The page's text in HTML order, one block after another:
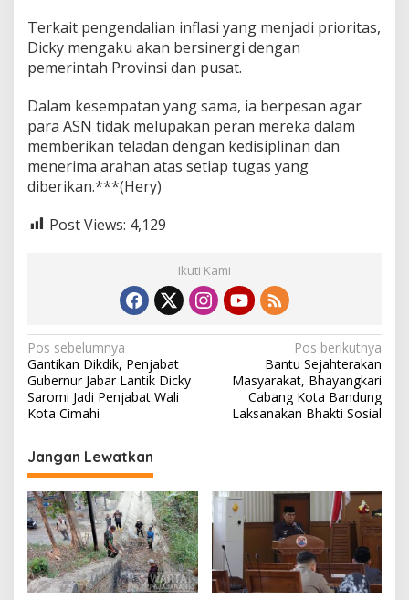
Terkait pengendalian inflasi yang menjadi prioritas,
Dicky mengaku akan bersinergi dengan
pemerintah Provinsi dan pusat.
Dalam kesempatan yang sama, ia berpesan agar
para ASN tidak melupakan peran mereka dalam
memberikan teladan dengan kedisiplinan dan
menerima arahan atas setiap tugas yang
diberikan.***(Hery)
Post Views: 4,129
Ikuti Kami
N
a
v
g
a
s
i
p
o
Pos sebelumnya
Gantikan Dikdik, Penjabat
Gubernur Jabar Lantik Dicky
Saromi Jadi Penjabat Wali
Kota Cimahi
Pos berikutnya
Bantu Sejahterakan
Masyarakat, Bhayangkari
Cabang Kota Bandung
Laksanakan Bhakti Sosial
Jangan Lewatkan